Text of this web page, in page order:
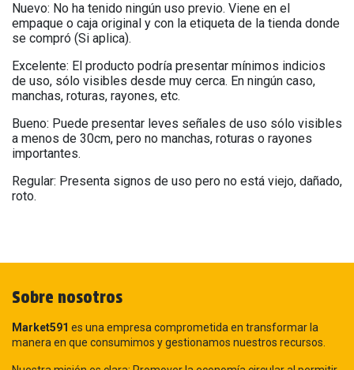
Nuevo: No ha tenido ningún uso previo. Viene en el
empaque o caja original y con la etiqueta de la tienda donde
se compró (Si aplica).
Excelente: El producto podría presentar mínimos indicios
de uso, sólo visibles desde muy cerca. En ningún caso,
manchas, roturas, rayones, etc.
Bueno: Puede presentar leves señales de uso sólo visibles
a menos de 30cm, pero no manchas, roturas o rayones
importantes.
Regular: Presenta signos de uso pero no está viejo, dañado,
roto.
Sobre nosotros
Market591 es una empresa comprometida en transformar la
manera en que consumimos y gestionamos nuestros recursos.